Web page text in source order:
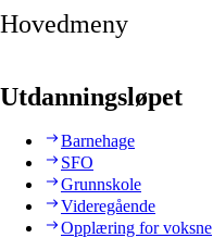
Hovedmeny
Utdanningsløpet
Barnehage
SFO
Grunnskole
Videregående
Opplæring for voksne